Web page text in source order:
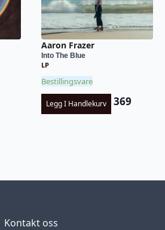
Aaron Frazer
Into The Blue
LP
Bestillingsvare
Legg I Handlekurv 369
Kontakt oss